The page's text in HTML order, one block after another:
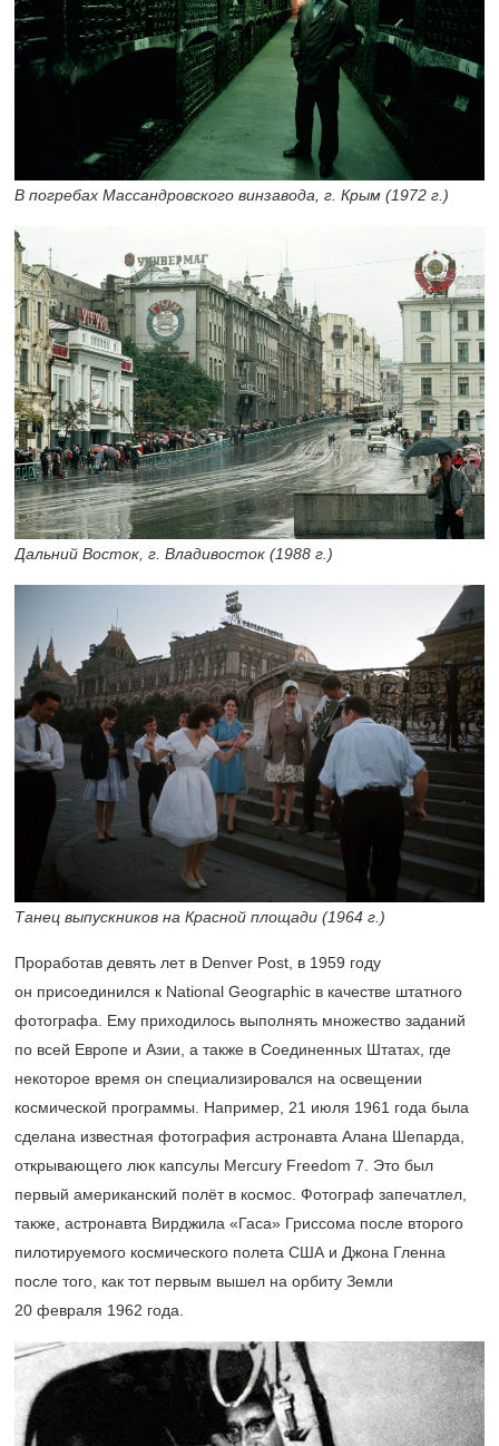
В погребах Массандровского винзавода, г. Крым (1972 г.)
Дальний Восток, г. Владивосток (1988 г.)
Танец выпускников на Красной площади (1964 г.)
Проработав девять лет в Denver Post, в 1959 году
он присоединился к National Geographic в качестве штатного
фотографа. Ему приходилось выполнять множество заданий
по всей Европе и Азии, а также в Соединенных Штатах, где
некоторое время он специализировался на освещении
космической программы. Например, 21 июля 1961 года была
сделана известная фотография астронавта Алана Шепарда,
открывающего люк капсулы Mercury Freedom 7. Это был
первый американский полёт в космос. Фотограф запечатлел,
также, астронавта Вирджила «Гаса» Гриссома после второго
пилотируемого космического полета США и Джона Гленна
после того, как тот первым вышел на орбиту Земли
20 февраля 1962 года.